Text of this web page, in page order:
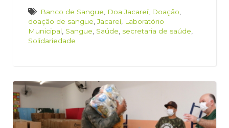
Banco de Sangue Doa Jacareí, Doação
doação de sangue ,Jacareí, Laboratório
Municipal Sangue Saúde secretaria de saúde
Solidariedade